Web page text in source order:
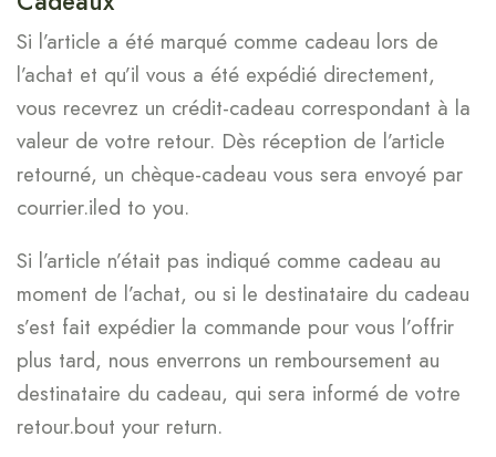
Si l’article a été marqué comme cadeau lors de
l’achat et qu’il vous a été expédié directement,
vous recevrez un crédit-cadeau correspondant à la
valeur de votre retour. Dès réception de l’article
retourné, un chèque-cadeau vous sera envoyé par
courrier.iled to you.
Si l’article n’était pas indiqué comme cadeau au
moment de l’achat, ou si le destinataire du cadeau
s’est fait expédier la commande pour vous l’offrir
plus tard, nous enverrons un remboursement au
destinataire du cadeau, qui sera informé de votre
retour.bout your return.